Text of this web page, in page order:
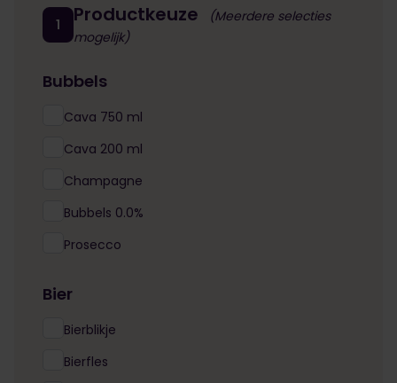
1 Productkeuze
(Meerdere selecties
mogelijk)
Bubbels
Cava 750 ml
Cava 200 ml
Champagne
Bubbels 0.0%
Prosecco
Bier
Bierblikje
Bierfles